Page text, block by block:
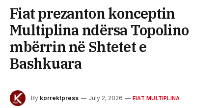
Fiat prezanton konceptin
Multiplina ndërsa Topolino
mbërrin në Shtetet e
Bashkuara
By korrektpress July 2, 2026 FIAT MULTIPLINA